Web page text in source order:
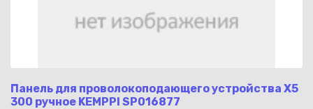
Панель для проволокоподающего устройства X5
300 ручное KEMPPI SP016877